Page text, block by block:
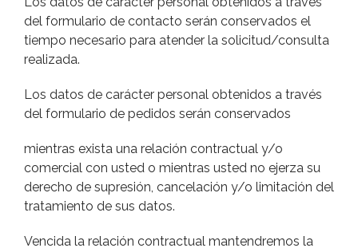
del formulario de contacto serán conservados el
tiempo necesario para atender la solicitud/consulta
realizada.
Los datos de carácter personal obtenidos a través
del formulario de pedidos serán conservados
mientras exista una relación contractual y/o
comercial con usted o mientras usted no ejerza su
derecho de supresión, cancelación y/o limitación del
tratamiento de sus datos.
Vencida la relación contractual mantendremos la